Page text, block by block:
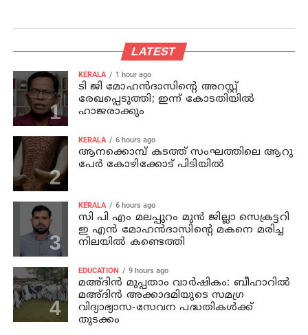
LATEST
KERALA 1 hour ago
ടി ജി മോഹന്‍ദാസിന്റെ അറസ്റ്റ്
രേഖപ്പെടുത്തി; ഇന്ന് കോടതിയില്‍
ഹാജരാക്കും
KERALA 6 hours ago
ആനക്കൊമ്പ് കടത്ത് സംഘത്തിലെ ആറു
പേര്‍ കോഴിക്കോട് പിടിയില്‍
KERALA 6 hours ago
സി പി എം മലപ്പുറം മുന്‍ ജില്ലാ സെക്രട്ടറി
ഇ എന്‍ മോഹന്‍ദാസിന്റെ മകനെ മരിച്ച
നിലയില്‍ കണ്ടെത്തി
EDUCATION 9 hours ago
മഅ്ദിന്‍ മുപ്പതാം വാര്‍ഷികം: ബീഹാറില്‍
മഅ്ദിന്‍ അക്കാദമിയുടെ സമഗ്ര
വിദ്യാഭ്യാസ-സേവന പദ്ധതികള്‍ക്ക്
തുടക്കം